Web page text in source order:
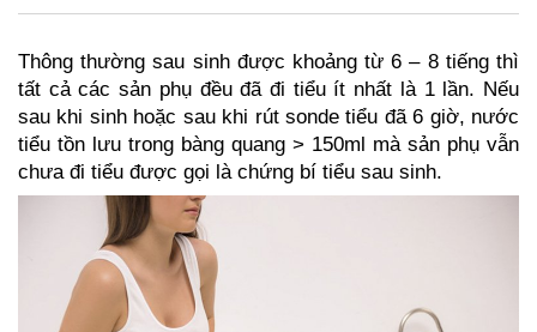
Thông thường sau sinh được khoảng từ 6 – 8 tiếng thì
tất cả các sản phụ đều đã đi tiểu ít nhất là 1 lần. Nếu
sau khi sinh hoặc sau khi rút sonde tiểu đã 6 giờ, nước
tiểu tồn lưu trong bàng quang > 150ml mà sản phụ vẫn
chưa đi tiểu được gọi là chứng bí tiểu sau sinh.